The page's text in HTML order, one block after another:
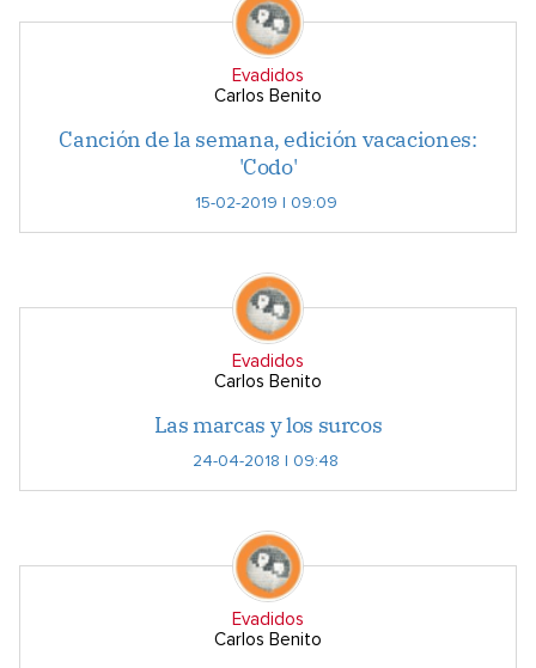
Evadidos
Carlos Benito
Canción de la semana, edición vacaciones:
'Codo'
15-02-2019 | 09:09
Evadidos
Carlos Benito
Las marcas y los surcos
24-04-2018 | 09:48
Evadidos
Carlos Benito